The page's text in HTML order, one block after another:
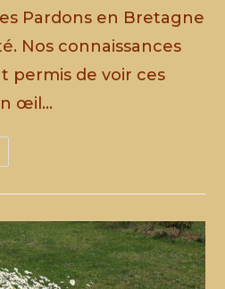
Pardons en Bretagne
Nos connaissances
permis de voir ces
œil…